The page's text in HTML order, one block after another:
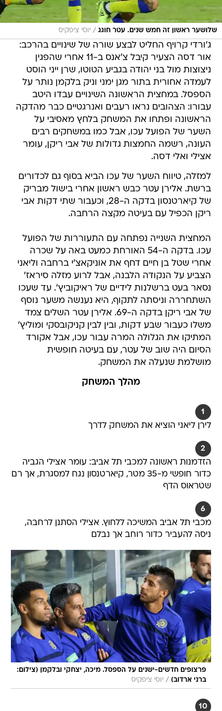
שלושער ראשון זה חמש שנים. עטר חוגג / יוסי ציפקיס
ג'ורדי קרויף החליט לבצע שורה של שינויים בהרכב:
אור דסה הצעיר קיבל צ'אנס ב-11 אחרי שהפגין
ניצוצות מול בני יהודה בגביע הטוטו, שרן ייני הוסט
לעמדה אחורית בתור מגן ימני וניק בלקמן נותר על
הספסל. במחצית הראשונה השינויים עבדו היטב
עבורו: הצהובים נראו רעבים ואנרגטיים כבר מהדקה
הראשונה ופתחו את המשחק בלחץ מאסיבי על
השער של הפועל עכו, אבל כמו במשחקים רבים
העונה, רשמה החמצות גדולות של אבי ריקן, עומר
אצילי ואלי דסה.
למזלה, טיווח השער של עכו הביא בסוף גם לכדורים
ברשת. אלירן עטר כבש ראשון אחרי בישול מבריק
של קיארטנסון בדקה ה-28, וכעבור שתי דקות אבי
ריקן הכפיל עם בעיטה מקצה הרחבה.
המחצית השנייה נפתחה עם התעוררות של הפועל
עכו. בדקה ה-54 האורחת כמעט באה על שכרה
אחרי שטל בן חיים דחף את אוניקאצ'י ברחבה וליאני
הצביע על הנקודה הלבנה, אבל לרוע מזלה סיראז'
נסאר בעט ברשלנות לידיים של ראיקוביץ'. עד שעכו
השתחררה וניסתה לתקוף, היא נענשה משער נוסף
של אבי ריקן בדקה ה-69. אלירן עטר השלים צמד
משלו כעבור שבע דקות, ובין לבין קניקובסקי ומוליץ'
המתיקו את הגלולה המרה עבור עכו, אבל אקורד
הסיום היה שוב של עטר, עם בעיטה חופשית
מושלמת שנעלה את המשחק.
מהלך המשחק
1
לירן ליאני הוציא את המשחק לדרך
2
הזדמנות ראשונה למכבי תל אביב: עומר אצילי הגביה
כדור חופשי מ-35 מטר, קיארטנסון נגח למסגרת, אך רם
שטראוס הדף
6
מכבי תל אביב המשיכה ללחוץ. אצילי הסתנן לרחבה,
ניסה להעביר כדור רוחב אך נבלם
פרצופים חדשים-ישנים על הספסל. מיכה, יצחקי ובלקמן (צילום:
ברני ארדוב) / יוסי ציפקיס
10